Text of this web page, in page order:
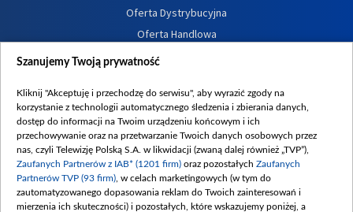
Oferta Dystrybucyjna
Oferta Handlowa
Dostępność
Procedura zgłoszeń wewnętrznych
Szanujemy Twoją prywatność
Kliknij "Akceptuję i przechodzę do serwisu", aby wyrazić zgody na
korzystanie z technologii automatycznego śledzenia i zbierania danych,
dostęp do informacji na Twoim urządzeniu końcowym i ich
przechowywanie oraz na przetwarzanie Twoich danych osobowych przez
nas, czyli Telewizję Polską S.A. w likwidacji (zwaną dalej również „TVP”),
Zaufanych Partnerów z IAB* (1201 firm) oraz pozostałych Zaufanych
Partnerów TVP (93 firm) , w celach marketingowych (w tym do
zautomatyzowanego dopasowania reklam do Twoich zainteresowań i
mierzenia ich skuteczności) i pozostałych, które wskazujemy poniżej, a